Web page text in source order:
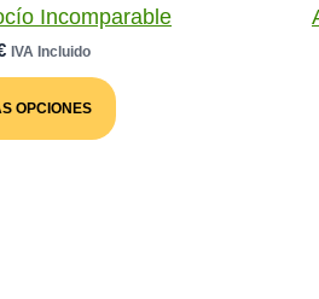
Incomparable
Rango
Desde
12,00 €
IVA Incluido
OPCIONES
Producto
Tiene